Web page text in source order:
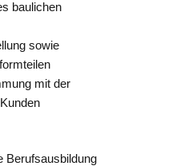
baulichen
sowie
mit der
Berufsausbildung